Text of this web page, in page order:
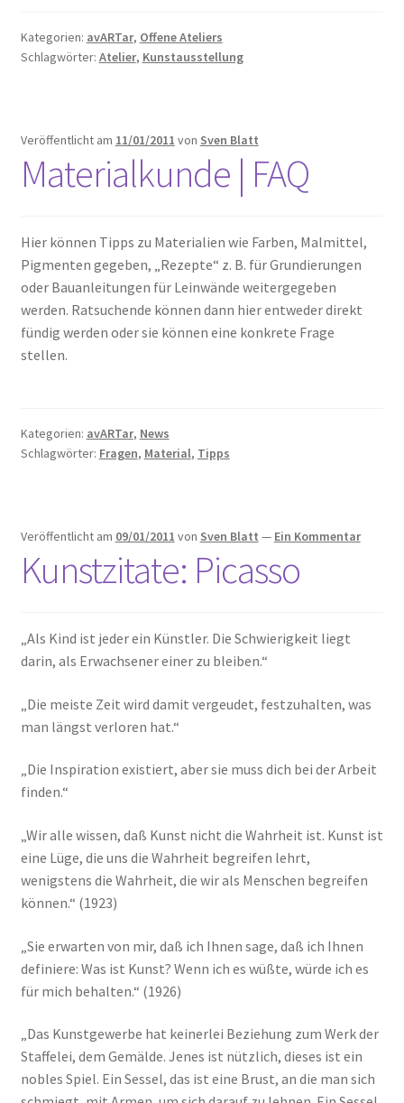
Kategorien: avARTar, Offene Ateliers
Schlagwörter: Atelier, Kunstausstellung
Veröffentlicht am 11/01/2011 von Sven Blatt
Materialkunde | FAQ
Hier können Tipps zu Materialien wie Farben, Malmittel,
Pigmenten gegeben, „Rezepte“ z. B. für Grundierungen
oder Bauanleitungen für Leinwände weitergegeben
werden. Ratsuchende können dann hier entweder direkt
fündig werden oder sie können eine konkrete Frage
stellen.
Kategorien: avARTar, News
Schlagwörter: Fragen, Material, Tipps
Veröffentlicht am 09/01/2011 von Sven Blatt — Ein Kommentar
Kunstzitate: Picasso
„Als Kind ist jeder ein Künstler. Die Schwierigkeit liegt
darin, als Erwachsener einer zu bleiben.“
„Die meiste Zeit wird damit vergeudet, festzuhalten, was
man längst verloren hat.“
„Die Inspiration existiert, aber sie muss dich bei der Arbeit
finden.“
„Wir alle wissen, daß Kunst nicht die Wahrheit ist. Kunst ist
eine Lüge, die uns die Wahrheit begreifen lehrt,
wenigstens die Wahrheit, die wir als Menschen begreifen
können.“ (1923)
„Sie erwarten von mir, daß ich Ihnen sage, daß ich Ihnen
definiere: Was ist Kunst? Wenn ich es wüßte, würde ich es
für mich behalten.“ (1926)
„Das Kunstgewerbe hat keinerlei Beziehung zum Werk der
Staffelei, dem Gemälde. Jenes ist nützlich, dieses ist ein
nobles Spiel. Ein Sessel, das ist eine Brust, an die man sich